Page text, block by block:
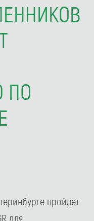
ПО
пройдет
для